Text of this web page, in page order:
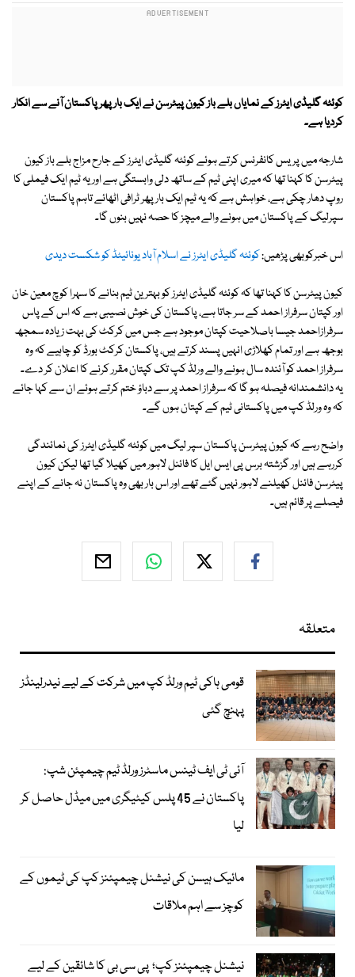
کوئٹہ گلیڈی ایٹرز کے نمایاں بلے باز کیون پیٹرسن نے ایک بار پھر پاکستان آنے سے انکار
کردیا ہے۔
شارجہ میں پریس کانفرنس کرتے ہوئے کوئٹہ گلیڈی ایٹرز کے جارح مزاج بلے باز کیون
پیٹرسن کا کہنا تھا کہ میری اپنی ٹیم کے ساتھ دلی وابستگی ہے اور یہ ٹیم ایک فیملی کا
روپ دھار چکی ہے، خواہش ہے کہ یہ ٹیم ایک بار پھر ٹرافی اٹھائے تاہم پاکستان
سپرلیگ کے پاکستان میں ہونے والے میچز کا حصہ نہیں بنوں گا۔
اس خبرکوبھی پڑھیں:کوئٹہ گلیڈی ایٹرز نے اسلام آباد یونائیٹڈ کو شکست دیدی
کیون پیٹرسن کا کہنا تھا کہ کوئٹہ گلیڈی ایٹرز کو بہترین ٹیم بنانے کا سہرا کوچ معین خان
اور کپتان سرفراز احمد کے سر جاتا ہے، پاکستان کی خوش نصیبی ہے کہ اس کے پاس
سرفرازاحمد جیسا باصلاحیت کپتان موجود ہے جس میں کرکٹ کی بہت زیادہ سمجھ
بوجھ ہے اور تمام کھلاڑی انہیں پسند کرتے ہیں، پاکستان کرکٹ بورڈ کو چاہیے کہ وہ
سرفراز احمد کو آئندہ سال ہونے والے ورلڈ کپ تک کپتان مقرر کرنے کا اعلان کر دے۔
یہ دانشمندانہ فیصلہ ہو گا کہ سرفراز احمد پر سے دباؤ ختم کرتے ہوئے ان سے کہا جائے
کہ وہ ورلڈ کپ میں پاکستانی ٹیم کے کپتان ہوں گے۔
واضح رہے کہ کیون پیٹرسن پاکستان سپر لیگ میں کوئٹہ گلیڈی ایٹرز کی نمائندگی
کررہے ہیں اور گزشتہ برس پی ایس ایل کا فائنل لاہور میں کھیلا گیا تھا لیکن کیون
پیٹرسن فائنل کھیلنے لاہور نہیں گئے تھے اور اس بار بھی وہ پاکستان نہ جانے کے اپنے
فیصلے پر قائم ہیں۔
متعلقہ
قومی ہاکی ٹیم ورلڈ کپ میں شرکت کے لیے نیدرلینڈز
پہنچ گئی
آئی ٹی ایف ٹینس ماسٹرز ورلڈ ٹیم چیمپئن شپ:
پاکستان نے 45 پلس کیٹیگری میں میڈل حاصل کر
لیا
مائیک ہیسن کی نیشنل چیمپئنز کپ کی ٹیموں کے
کوچز سے اہم ملاقات
نیشنل چیمپئنز کپ؛ پی سی بی کا شائقین کے لیے